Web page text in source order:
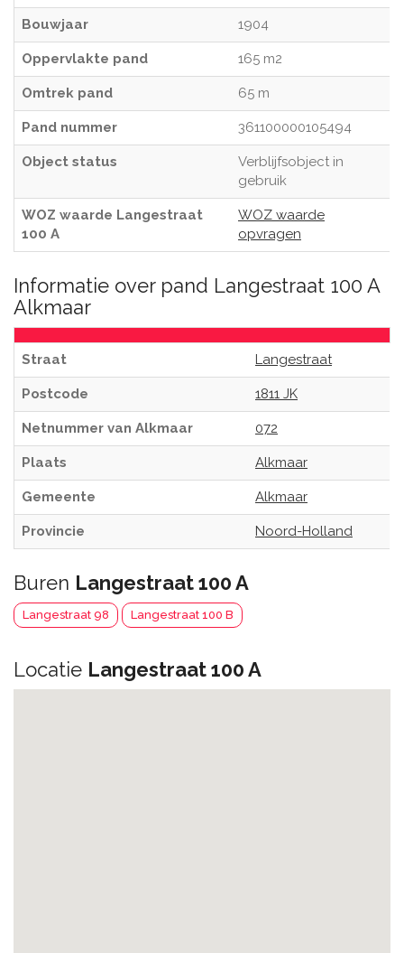
Bouwjaar 1904
Oppervlakte pand 165 m2
Omtrek pand 65 m
Pand nummer 361100000105494
Object status
Verblijfsobject in
gebruik
WOZ waarde Langestraat
100 A
WOZ waarde
opvragen
Informatie over pand Langestraat 100 A
Alkmaar
Straat Langestraat
Postcode 1811 JK
Netnummer van Alkmaar 072
Plaats Alkmaar
Gemeente Alkmaar
Provincie Noord-Holland
Buren Langestraat 100 A
Langestraat 98 Langestraat 100 B
Locatie Langestraat 100 A